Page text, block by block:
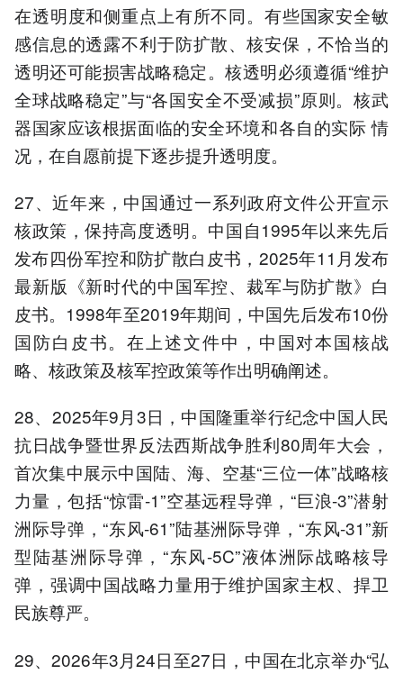
在透明度和侧重点上有所不同。有些国家安全敏
感信息的透露不利于防扩散、核安保，不恰当的
透明还可能损害战略稳定。核透明必须遵循“维护
全球战略稳定”与“各国安全不受减损”原则。核武
器国家应该根据面临的安全环境和各自的实际 情
况，在自愿前提下逐步提升透明度。
27、近年来，中国通过一系列政府文件公开宣示
核政策，保持高度透明。中国自1995年以来先后
发布四份军控和防扩散白皮书，2025年11月发布
最新版《新时代的中国军控、裁军与防扩散》白
皮书。1998年至2019年期间，中国先后发布10份
国防白皮书。在上述文件中，中国对本国核战
略、核政策及核军控政策等作出明确阐述。
28、2025年9月3日，中国隆重举行纪念中国人民
抗日战争暨世界反法西斯战争胜利80周年大会，
首次集中展示中国陆、海、空基“三位一体”战略核
力量，包括“惊雷-1”空基远程导弹，“巨浪-3”潜射
洲际导弹，“东风-61”陆基洲际导弹，“东风-31”新
型陆基洲际导弹，“东风-5C”液体洲际战略核导
弹，强调中国战略力量用于维护国家主权、捍卫
民族尊严。
29、2026年3月24日至27日，中国在北京举办“弘